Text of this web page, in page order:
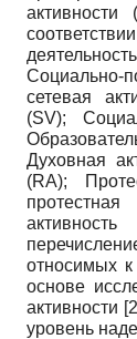
Социально-
сетевая
(SV);
Духовная
(RA);
активность
относимых
основе
активности
уровень